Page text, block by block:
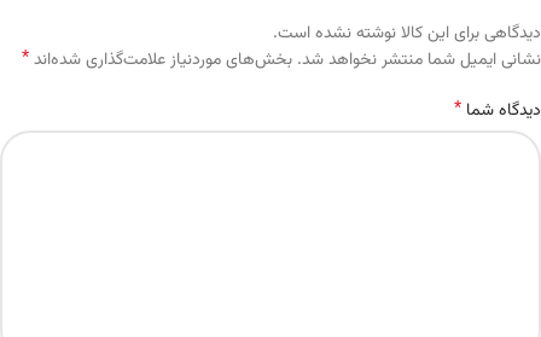
دیدگاهی برای این کالا نوشته نشده است.
نشانی ایمیل شما منتشر نخواهد شد. بخش‌های موردنیاز علامت‌گذاری شده‌اند*
دیدگاه شما *
Alternative: